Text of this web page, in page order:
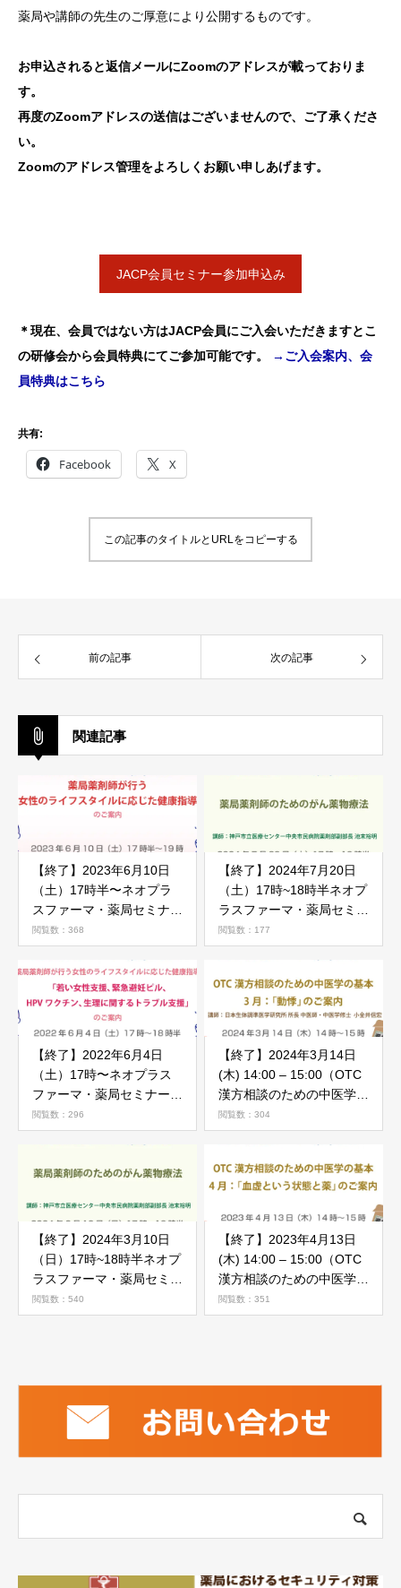
薬局や講師の先生のご厚意により公開するものです。
お申込されると返信メールにZoomのアドレスが載っておりま
す。
再度のZoomアドレスの送信はございませんので、ご了承くださ
い。
Zoomのアドレス管理をよろしくお願い申しあげます。
JACP会員セミナー参加申込み
＊現在、会員ではない方はJACP会員にご入会いただきますとこ
の研修会から会員特典にてご参加可能です。
→ご入会案内、会
員特典はこちら
共有:
Facebook X
この記事のタイトルとURLをコピーする
前の記事 次の記事
関連記事
【終了】2023年6月10日
（土）17時半〜ネオプラ
スファーマ・薬局セミナー
「女性のライフスタイルに
応じた健康指導」のご案内
閲覧数：368
【終了】2024年7月20日
（土）17時~18時半ネオプ
ラスファーマ・薬局セミナ
ー「がん薬物療法勉強会」
のご案内
閲覧数：177
【終了】2022年6月4日
（土）17時〜ネオプラス
ファーマ・薬局セミナー
（女性のライフスタイルに
応じた健康指導）のご案内
閲覧数：296
【終了】2024年3月14日
(木) 14:00 – 15:00（OTC
漢方相談のための中医学の
基本）3月「動悸」
閲覧数：304
【終了】2024年3月10日
（日）17時~18時半ネオプ
ラスファーマ・薬局セミナ
ー「がん薬物療法勉強会」
のご案内
閲覧数：540
【終了】2023年4月13日
(木) 14:00 – 15:00（OTC
漢方相談のための中医学の
基本）4月「血虚という状
態と薬」
閲覧数：351